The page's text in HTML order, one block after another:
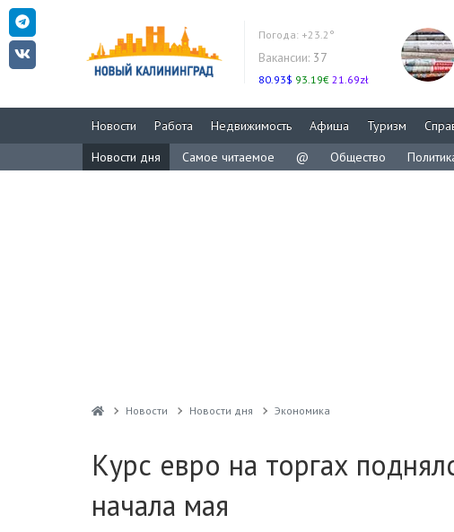
Погода: +23.2°
Вакансии: 37
80.93$ 93.19€ 21.69zł
Новости Работа Недвижимость Афиша Туризм
Новости дня
Самое читаемое @ Общество
Новости Новости дня Экономика
Курс евро на торгах
начала мая